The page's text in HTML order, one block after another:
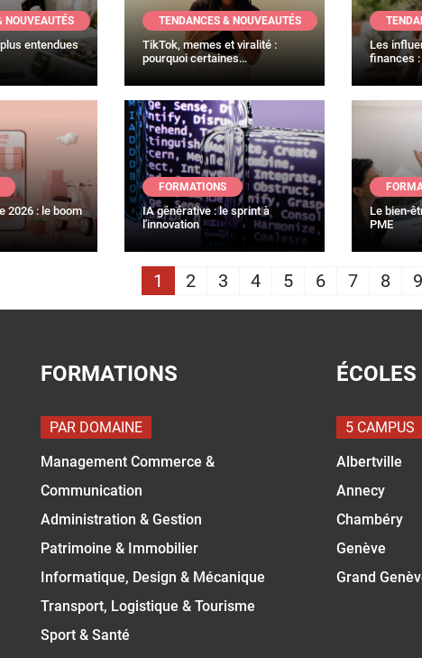
NOUVEAUTÉS
entendues
TENDANCES & NOUVEAUTÉS
TikTok, memes et viralité :
pourquoi certaines…
Les
finances
2026 : le boom
FORMATIONS
IA générative : le sprint à
l'innovation
Le bien-
PME
1 2 3 4 5 6 7 8 9
FORMATIONS
PAR DOMAINE
Management Commerce &
Communication
Administration & Gestion
Patrimoine & Immobilier
Informatique, Design & Mécanique
Transport, Logistique & Tourisme
Sport & Santé
ÉCOLES
5 CAMPUS
Albertville
Annecy
Chambéry
Genève
Grand